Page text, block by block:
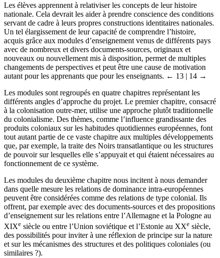
Les élèves apprennent à relativiser les concepts de leur histoire
nationale. Cela devrait les aider à prendre conscience des conditions
servant de cadre à leurs propres constructions identitaires nationales.
Un tel élargissement de leur capacité de comprendre l’histoire,
acquis grâce aux modules d’enseignement venus de différents pays
avec de nombreux et divers documents-sources, originaux et
nouveaux ou nouvellement mis à disposition, permet de multiples
changements de perspectives et peut être une cause de motivation
autant pour les apprenants que pour les enseignants. ← 13 | 14 →
Les modules sont regroupés en quatre chapitres représentant les
différents angles d’approche du projet. Le premier chapitre, consacré
à la colonisation outre-mer, utilise une approche plutôt traditionnelle
du colonialisme. Des thèmes, comme l’influence grandissante des
produits coloniaux sur les habitudes quotidiennes européennes, font
tout autant partie de ce vaste chapitre aux multiples développements
que, par exemple, la traite des Noirs transatlantique ou les structures
de pouvoir sur lesquelles elle s’appuyait et qui étaient nécessaires au
fonctionnement de ce système.
Les modules du deuxième chapitre nous incitent à nous demander
dans quelle mesure les relations de dominance intra-européennes
peuvent être considérées comme des relations de type colonial. Ils
offrent, par exemple avec des documents-sources et des propositions
d’enseignement sur les relations entre l’Allemagne et la Pologne au
XIXe siècle ou entre l’Union soviétique et l’Estonie au XXe siècle,
des possibilités pour inviter à une réflexion de principe sur la nature
et sur les mécanismes des structures et des politiques coloniales (ou
similaires ?).